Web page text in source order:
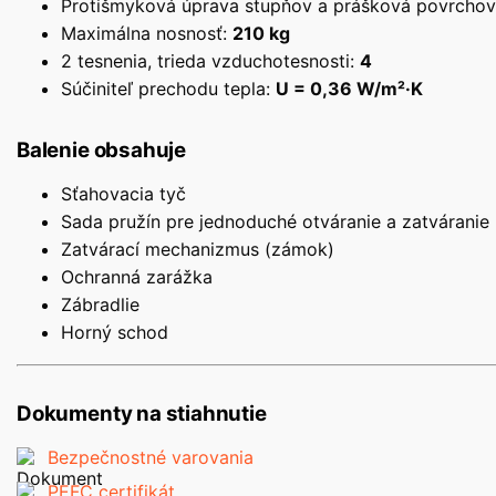
Protišmyková úprava stupňov a prášková
Maximálna nosnosť: 210 kg
2 tesnenia, trieda vzduchotesnosti: 4
Súčiniteľ prechodu tepla: U = 0,36 W/m²·K
Balenie obsahuje
Sťahovacia tyč
Sada pružín pre jednoduché otváranie a zatváranie
Zatvárací mechanizmus (zámok)
Ochranná zarážka
Zábradlie
Horný schod
Dokumenty na stiahnutie
Bezpečnostné varovania
PEFC certifikát